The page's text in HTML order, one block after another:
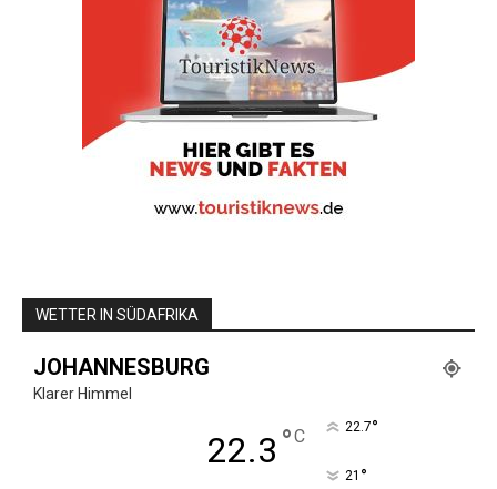
WETTER IN SÜDAFRIKA
JOHANNESBURG
Klarer Himmel
22.3 °C 22.7°
21 °